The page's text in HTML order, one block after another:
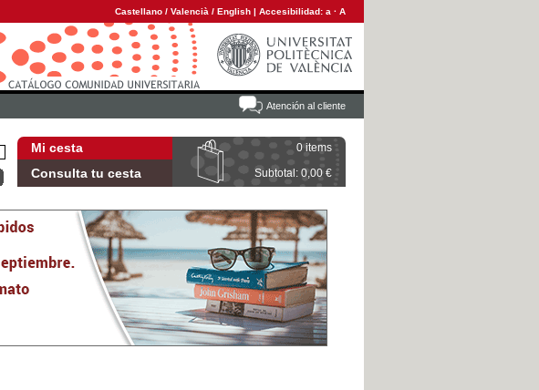
Castellano / Valencià / English | Accesibilidad: a · A
Atención al cliente
Mi cesta 0 items
Consulta tu cesta Subtotal: 0,00 €